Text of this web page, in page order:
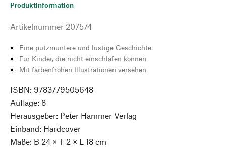
Produktinformation
Artikelnummer 207574
Eine putzmuntere und lustige Geschichte
Für Kinder, die nicht einschlafen können
Mit farbenfrohen Illustrationen versehen
ISBN: 9783779505648
Auflage: 8
Herausgeber: Peter Hammer Verlag
Einband: Hardcover
Maße: B 24 × T 2 × L 18 cm